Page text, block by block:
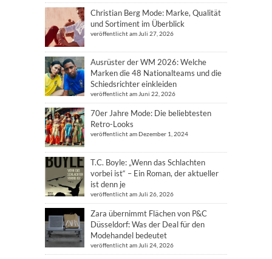
Christian Berg Mode: Marke, Qualität
und Sortiment im Überblick
veröffentlicht am Juli 27, 2026
Ausrüster der WM 2026: Welche
Marken die 48 Nationalteams und die
Schiedsrichter einkleiden
veröffentlicht am Juni 22, 2026
70er Jahre Mode: Die beliebtesten
Retro-Looks
veröffentlicht am Dezember 1, 2024
T.C. Boyle: „Wenn das Schlachten
vorbei ist“ – Ein Roman, der aktueller
ist denn je
veröffentlicht am Juli 26, 2026
Zara übernimmt Flächen von P&C
Düsseldorf: Was der Deal für den
Modehandel bedeutet
veröffentlicht am Juli 24, 2026